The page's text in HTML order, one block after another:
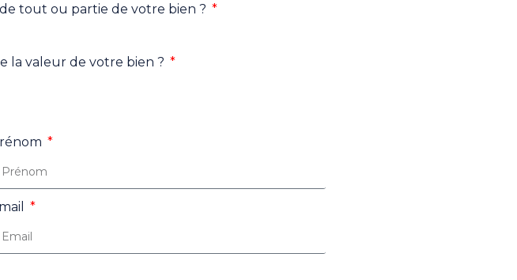
de tout ou partie de votre bien ?
la valeur de votre bien ?